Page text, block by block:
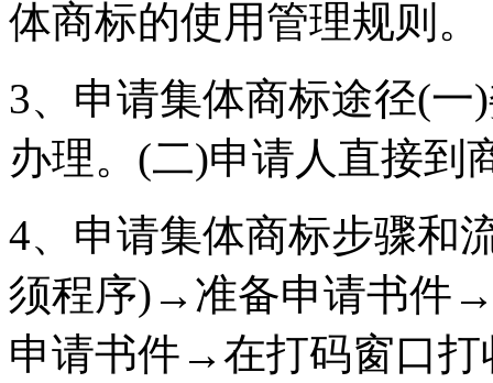
体商标的使用管理规则。
3、申请集体商标途径(
办理。(二)申请人直接到
4、申请集体商标步骤和
须程序)→准备申请书件
申请书件→在打码窗口